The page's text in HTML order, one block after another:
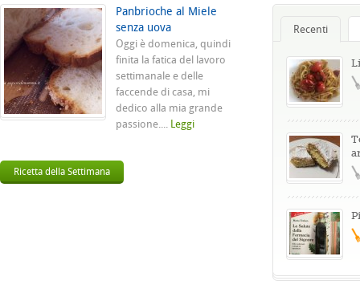
Panbrioche al Miele
senza uova
Oggi è domenica, quindi
finita la fatica del lavoro
settimanale e delle
faccende di casa, mi
dedico alla mia grande
passione.... Leggi
Ricetta della Settimana
Recenti